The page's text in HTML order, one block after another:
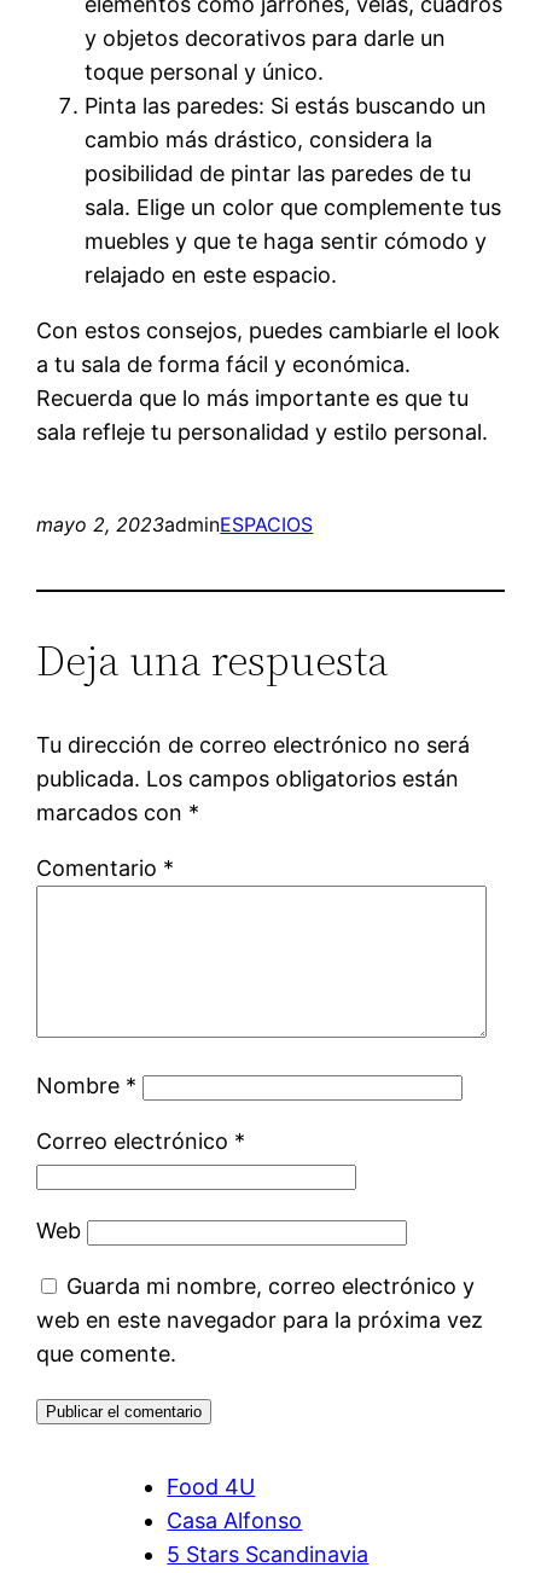
y objetos decorativos para darle un
toque personal y único.
Pinta las paredes: Si estás buscando un
cambio más drástico, considera la
posibilidad de pintar las paredes de tu
sala. Elige un color que complemente tus
muebles y que te haga sentir cómodo y
relajado en este espacio.
Con estos consejos, puedes cambiarle el look
a tu sala de forma fácil y económica.
Recuerda que lo más importante es que tu
sala refleje tu personalidad y estilo personal.
mayo 2, 2023adminESPACIOS
Deja una respuesta
Tu dirección de correo electrónico no será
publicada. Los campos obligatorios están
marcados con *
Comentario *
Nombre *
Correo electrónico *
Web
Guarda mi nombre, correo electrónico y
web en este navegador para la próxima vez
que comente.
Food 4U
Casa Alfonso
5 Stars Scandinavia